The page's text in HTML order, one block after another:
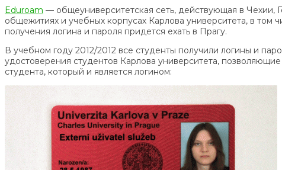
Eduroam — общеуниверситетская сеть, действующая в Чехии,
общежитиях и учебных корпусах Карлова университета, в
получения логина и пароля придется ехать в Прагу.
В учебном году 2012/2012 все студенты получили логины и
удостоверения студентов Карлова университета,
студента, который и является логином: